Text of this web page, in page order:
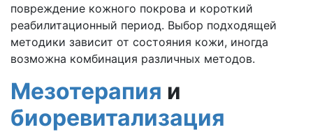
повреждение кожного покрова и короткий
реабилитационный период. Выбор подходящей
методики зависит от состояния кожи, иногда
возможна комбинация различных методов.
Мезотерапия и
биоревитализация